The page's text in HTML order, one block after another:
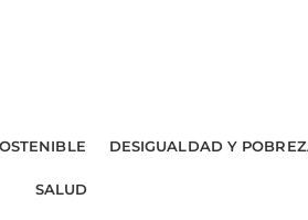
DESIGUALDAD Y
SALUD